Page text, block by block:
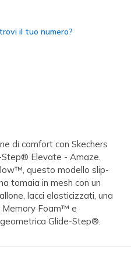
il tuo numero?
di comfort con Skechers
Elevate - Amaze.
questo modello slip-
tomaia in mesh con un
lacci elasticizzati, una
Memory Foam™ e
Glide-Step®.